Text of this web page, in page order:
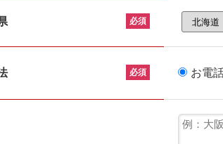
必須
必須 お電